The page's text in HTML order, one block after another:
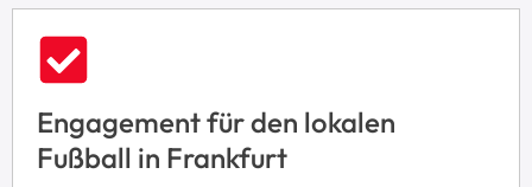
Engagement für den lokalen
Fußball in Frankfurt